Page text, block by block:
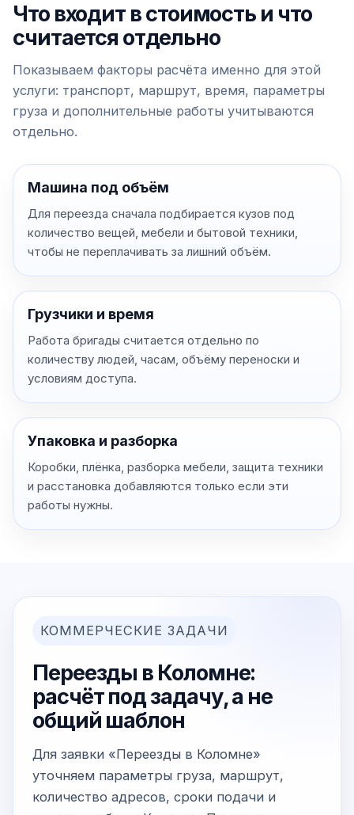
Что входит в стоимость и что
считается отдельно
Показываем факторы расчёта именно для этой
услуги: транспорт, маршрут, время, параметры
груза и дополнительные работы учитываются
отдельно.
Машина под объём
Для переезда сначала подбирается кузов под
количество вещей, мебели и бытовой техники,
чтобы не переплачивать за лишний объём.
Грузчики и время
Работа бригады считается отдельно по
количеству людей, часам, объёму переноски и
условиям доступа.
Упаковка и разборка
Коробки, плёнка, разборка мебели, защита техники
и расстановка добавляются только если эти
работы нужны.
КОММЕРЧЕСКИЕ ЗАДАЧИ
Переезды в Коломне:
расчёт под задачу, а не
общий шаблон
Для заявки «Переезды в Коломне»
уточняем параметры груза, маршрут,
количество адресов, сроки подачи и